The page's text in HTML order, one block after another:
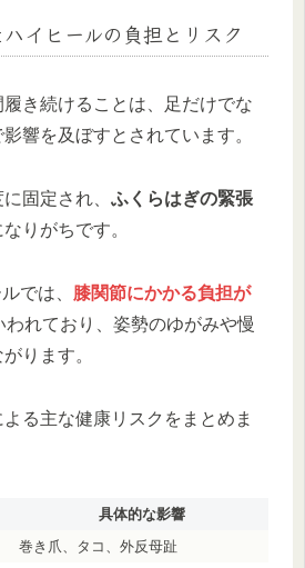
イヒールの負担とリスク
き続けることは、足だけでな
響を及ぼすとされています。
固定され、 ふくらはぎの緊張
りがちです。
では、 膝関節にかかる負担が
われており、姿勢のゆがみや慢
ります。
る主な健康リスクをまとめま
具体的な影響
巻き爪、タコ、外反母趾